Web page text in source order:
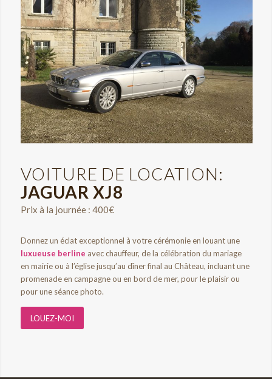
VOITURE DE LOCATION:
JAGUAR XJ8
Prix à la journée : 400€
Donnez un éclat exceptionnel à votre cérémonie en louant une
luxueuse berline avec chauffeur, de la célébration du mariage
en mairie ou à l’église jusqu’au dîner final au Château, incluant une
promenade en campagne ou en bord de mer, pour le plaisir ou
pour une séance photo.
LOUEZ-MOI